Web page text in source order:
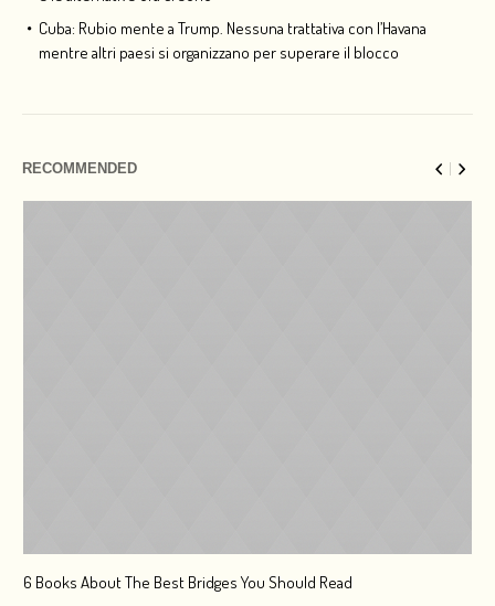
Cuba: Rubio mente a Trump. Nessuna trattativa con l’Havana
mentre altri paesi si organizzano per superare il blocco
RECOMMENDED
6 Books About The Best Bridges You Should Read